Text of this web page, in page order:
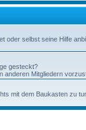
oder selbst seine Hilfe
gesteckt?
anderen Mitgliedern
mit dem Baukasten zu